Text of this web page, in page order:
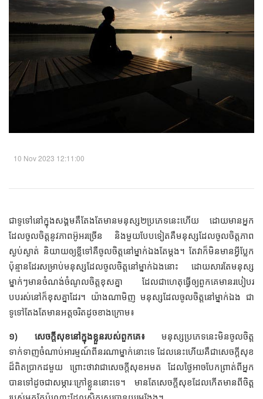
10 Nov 2023 12:11:00
ជាទូទៅនៅក្នុងសង្គមគឺតែងតែមានមនុស្ស២ប្រភេទនេះហើយ ដោយមានអ្នក
ដែលចូលចិត្តនូវភាពអ៊ូអរច្រើន និងមួយបែបទៀតគឺមនុស្សដែលចូលចិត្តភាព
ស្ងប់ស្ងាត់ និយាយឲ្យខ្លីទៅគឺចូលចិត្តនៅម្នាក់ឯងតែម្ដង។ តែវាក៏មិនមានអ្វីប្លែក
ប៉ុន្មានដែរសម្រាប់មនុស្សដែលចូលចិត្តនៅម្នាក់ឯងនោះ ដោយសារតែមនុស្ស
ម្នាក់ៗមានចំណង់ចំណូលចិត្តខុសគ្នា ដែលជាហេតុធ្វើឲ្យពួកគេមានរបៀបរ
បបរស់នៅក៏ខុសគ្នាដែរ។ យ៉ាងណាមិញ មនុស្សដែលចូលចិត្តនៅម្នាក់ឯង ជា
ទូទៅតែងតែមានអត្តចរិតដូចខាងក្រោម៖
១) សេចក្ដីសុខនៅក្នុងខ្លួនរបស់ពួកគេ៖មនុស្សប្រភេទនេះមិនចូលចិត្ត
ទាក់ទាញចំណាប់អារម្មណ៍ពីនរណាម្នាក់នោះទេ ដែលនេះហើយគឺជាសេចក្ដីសុខ
ដ៏ពិតប្រាកដមួយ ព្រោះថាវាជាសេចក្ដីសុខអមត ដែលថ្ងៃអាចបែកព្រាត់ពីអ្នក
បានទៅដូចជាសម្ភារៈក្រៅខ្លួននោះទេ។ មានតែសេចក្ដីសុខដែលកើតមានពីចិត្ត